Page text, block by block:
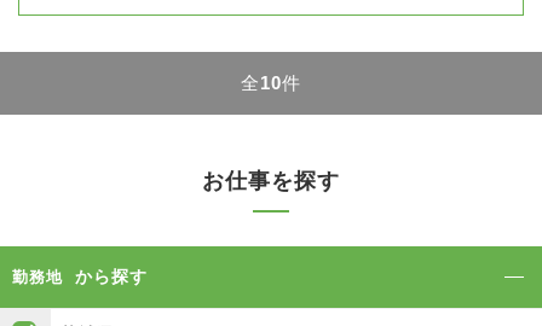
全10件
お仕事を探す
勤務地 から探す